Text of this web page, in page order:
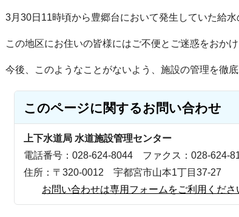
3月30日11時頃から豊郷台において発生していた給水
この地区にお住いの皆様にはご不便とご迷惑をおかけ
今後、このようなことがないよう、施設の管理を徹底
このページに関するお問い合わせ
上下水道局 水道施設管理センター
電話番号：028-624-8044 ファクス：028-624-
住所：〒320-0012 宇都宮市山本1丁目37-27
お問い合わせは専用フォームをご利用くださ